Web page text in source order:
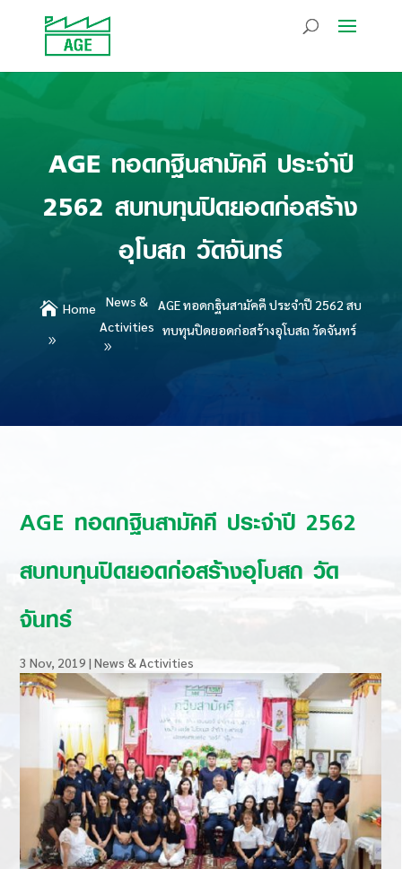
AGE ทอดกฐินสามัคคี ประจำปี
2562 สบทบทุนปิดยอดก่อสร้าง
อุโบสถ วัดจันทร์
 Home
News &
Activities
AGE ทอดกฐินสามัคคี ประจำปี 2562 สบ
ทบทุนปิดยอดก่อสร้างอุโบสถ วัดจันทร์
AGE ทอดกฐินสามัคคี ประจำปี 2562
สบทบทุนปิดยอดก่อสร้างอุโบสถ วัด
จันทร์
3 Nov, 2019 |News & Activities